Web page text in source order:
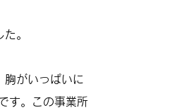
。
胸がいっぱいに
す。この事業所